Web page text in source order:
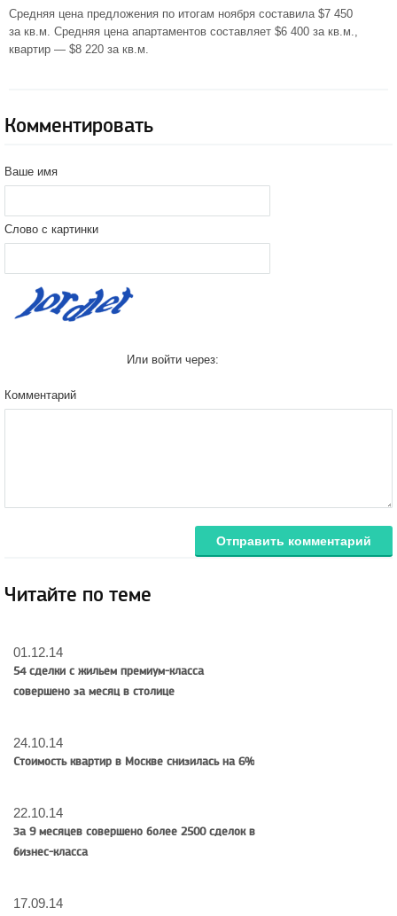
Средняя цена предложения по итогам ноября составила $7 450
за кв.м. Средняя цена апартаментов составляет $6 400 за кв.м.,
квартир — $8 220 за кв.м.
Комментировать
Ваше имя
Слово с картинки
Или войти через:
Комментарий
Отправить комментарий
Читайте по теме
01.12.14
54 сделки с жильем премиум-класса
совершено за месяц в столице
24.10.14
Стоимость квартир в Москве снизилась на 6%
22.10.14
За 9 месяцев совершено более 2500 сделок в
бизнес-класса
17.09.14